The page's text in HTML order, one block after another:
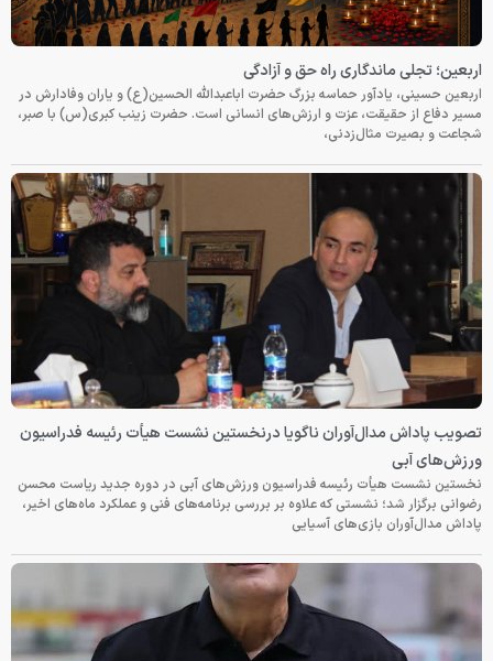
اربعین؛ تجلی ماندگاری راه حق و آزادگی
اربعین حسینی، یادآور حماسه بزرگ حضرت اباعبدالله الحسین(ع) و یاران وفادارش در
مسیر دفاع از حقیقت، عزت و ارزش‌های انسانی است. حضرت زینب کبری(س) با صبر،
شجاعت و بصیرت مثال‌زدنی،
تصویب پاداش مدال‌آوران ناگویا درنخستین نشست هیأت رئیسه فدراسیون
ورزش‌های آبی
نخستین نشست هیأت رئیسه فدراسیون ورزش‌های آبی در دوره جدید ریاست محسن
رضوانی برگزار شد؛ نشستی که علاوه بر بررسی برنامه‌های فنی و عملکرد ماه‌های اخیر،
پاداش مدال‌آوران بازی‌های آسیایی